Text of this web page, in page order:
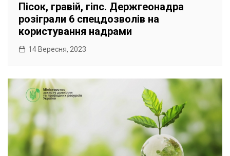
Пісок, гравій, гіпс. Держгеонадра
розіграли 6 спецдозволів на
користування надрами
14 Вересня, 2023